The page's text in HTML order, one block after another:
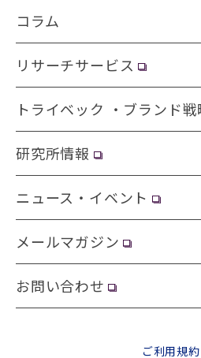
コラム
リサーチサービス
トライベック ・ブランド
研究所情報
ニュース・イベント
メールマガジン
お問い合わせ
ご利用規約